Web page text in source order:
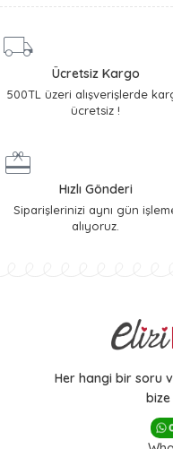
Ücretsiz Kargo
500TL üzeri alışverişlerde
ücretsiz !
Hızlı Gönderi
Siparişlerinizi aynı gün
alıyoruz.
Her hangi bir soru
bize